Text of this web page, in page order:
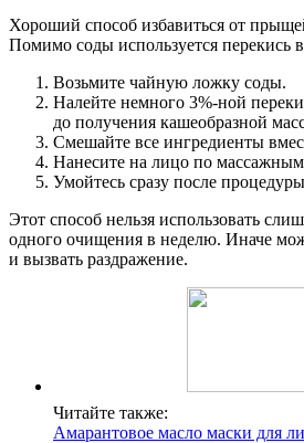
Хороший способ избавиться от
Помимо соды используется перекись
Возьмите чайную ложку соды.
Налейте немного 3%-ной
до получения кашеобразной
Смешайте все ингредиенты
Нанесите на лицо по
Умойтесь сразу после
Этот способ нельзя использовать
одного очищения в неделю. Иначе
и вызвать раздражение.
Читайте также:
Амарантовое масло маски для